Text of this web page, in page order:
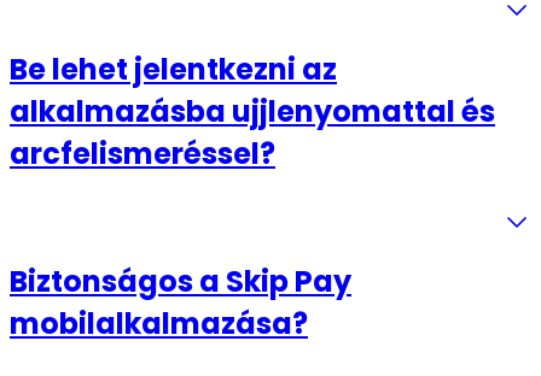
Be lehet jelentkezni az
alkalmazásba ujjlenyomattal és
arcfelismeréssel?
Biztonságos a Skip Pay
mobilalkalmazása?